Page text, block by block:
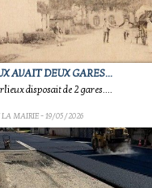
AVAIT DEUX GARES...
disposait de 2 gares....
LA MAIRIE- 19/05/2026